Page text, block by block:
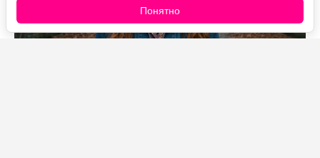
Понятно